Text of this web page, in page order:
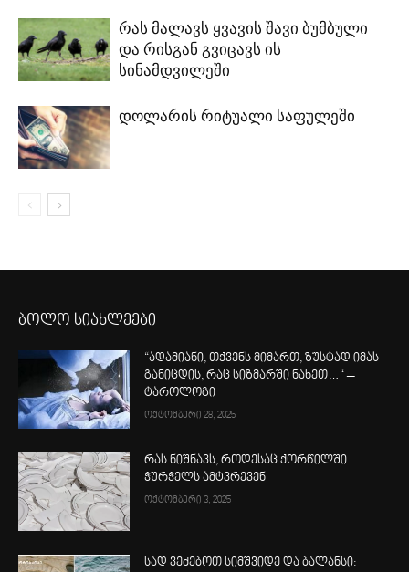
რას მალავს ყვავის შავი ბუმბული
და რისგან გვიცავს ის
სინამდვილეში
დოლარის რიტუალი საფულეში
ბოლო სიახლეები
“ადამიანი, თქვენს მიმართ, ზუსტად იმას
განიცდის, რაც სიზმარში ნახეთ…“ –
ტაროლოგი
ოქტომბერი 28, 2025
რას ნიშნავს, როდესაც ქორწილში
ჭურჭელს ამტვრევენ
ოქტომბერი 3, 2025
სად ვეძებოთ სიმშვიდე და ბალანსი: